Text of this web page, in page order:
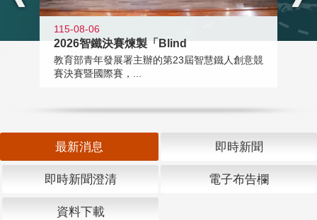
115-08-06
2026智鐵決賽煉製「Blind
教育部青年發展署主辦的第23屆智慧鐵人創意競
賽決賽暨國際賽，...
最新消息 即時新聞
即時新聞澄清 電子布告欄
資料下載